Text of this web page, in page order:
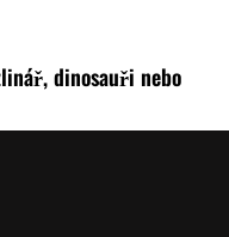
dinosauři nebo